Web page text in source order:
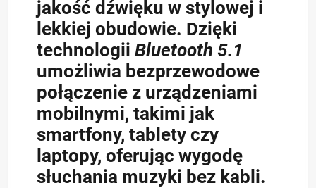
jakość dźwięku w stylowej i
lekkiej obudowie. Dzięki
technologiiBluetooth 5.1
umożliwia bezprzewodowe
połączenie z urządzeniami
mobilnymi, takimi jak
smartfony, tablety czy
laptopy, oferując wygodę
słuchania muzyki bez kabli.